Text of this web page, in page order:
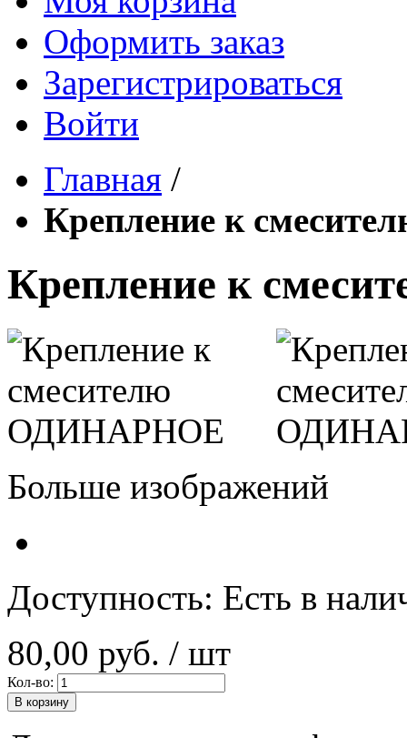
Оформить заказ
Зарегистрироваться
Войти
Главная /
Крепление к
Крепление к
Больше изображений
Доступность: Есть в
80,00 руб. / шт
Кол-во:
В корзину